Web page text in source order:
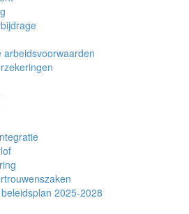
arbeidsvoorwaarden
2025-2028